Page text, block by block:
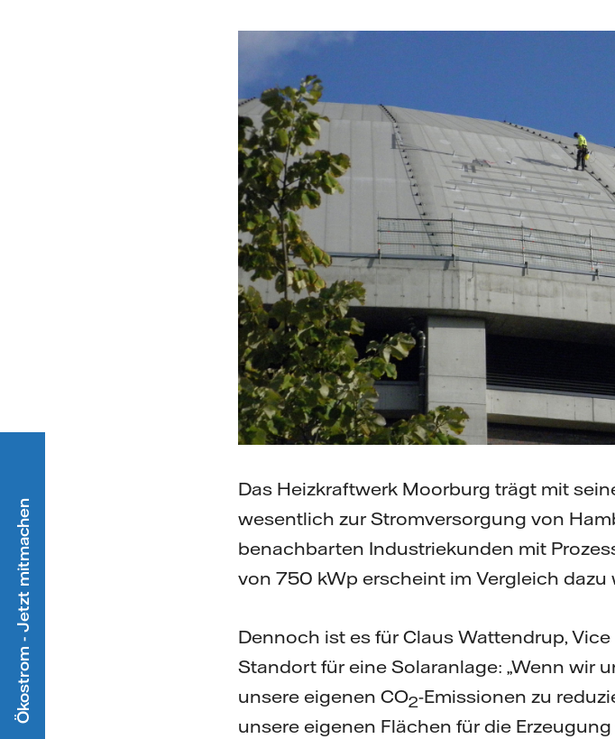
Das Heizkraftwerk Moorburg trägt mit
wesentlich zur Stromversorgung von
benachbarten Industriekunden mit
von 750 kWp erscheint im Vergleich dazu
Dennoch ist es für Claus Wattendrup,
Standort für eine Solaranlage: „Wenn wir
unsere eigenen CO2-Emissionen zu
unsere eigenen Flächen für die
Ökostrom - Jetzt mitmachen